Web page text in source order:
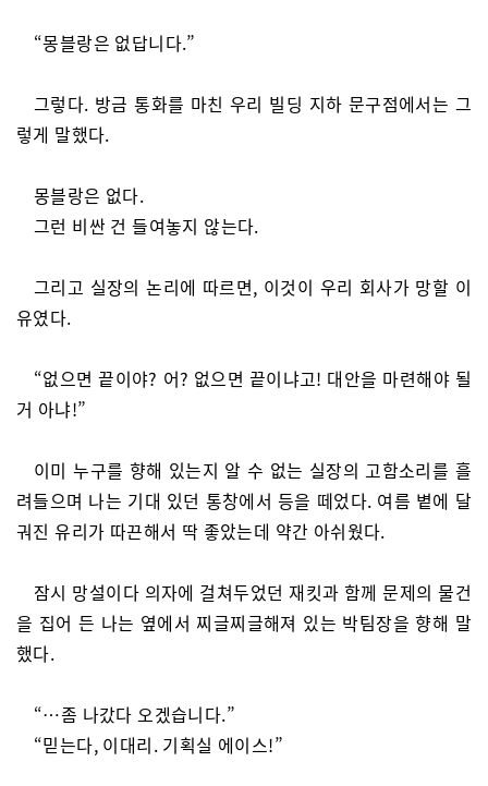
“몽블랑은 없답니다.”
그렇다. 방금 통화를 마친 우리 빌딩 지하 문구점에서는 그
렇게 말했다.
몽블랑은 없다.
그런 비싼 건 들여놓지 않는다.
그리고 실장의 논리에 따르면, 이것이 우리 회사가 망할 이
유였다.
“없으면 끝이야? 어? 없으면 끝이냐고! 대안을 마련해야 될
거 아냐!”
이미 누구를 향해 있는지 알 수 없는 실장의 고함소리를 흘
려들으며 나는 기대 있던 통창에서 등을 떼었다. 여름 볕에 달
궈진 유리가 따끈해서 딱 좋았는데 약간 아쉬웠다.
잠시 망설이다 의자에 걸쳐두었던 재킷과 함께 문제의 물건
을 집어 든 나는 옆에서 찌글찌글해져 있는 박팀장을 향해 말
했다.
“…좀 나갔다 오겠습니다.”
“믿는다, 이대리. 기획실 에이스!”